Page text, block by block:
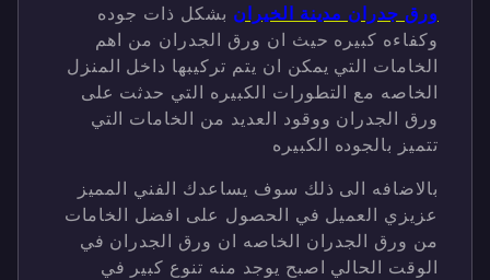
ورق جدران مدينة الخيران بشكل ذات جوده
وكفاءه كبيره حيث ان ورق الجدران من اهم
الخامات التي يمكن ان يتم تركيبها داخل المنزل
الخاصه مع التطورات الكبيره التي حدثت على
ورق الجدران ووقود العديد من الخامات التي
تتميز بالجوده الكبيره
بالاضافه الى ذلك سوف يساعدك الفني المميز
عزيزي العميل في الحصول على افضل الخامات
من ورق الجدران الخاصه ان ورق الجدران في
الوقت الحالي اصبح يوجد منه تنوع كبير في